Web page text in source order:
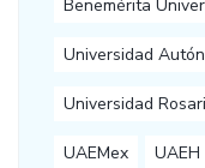
Benemérita
Universidad
Universidad
UAEMex UAEH